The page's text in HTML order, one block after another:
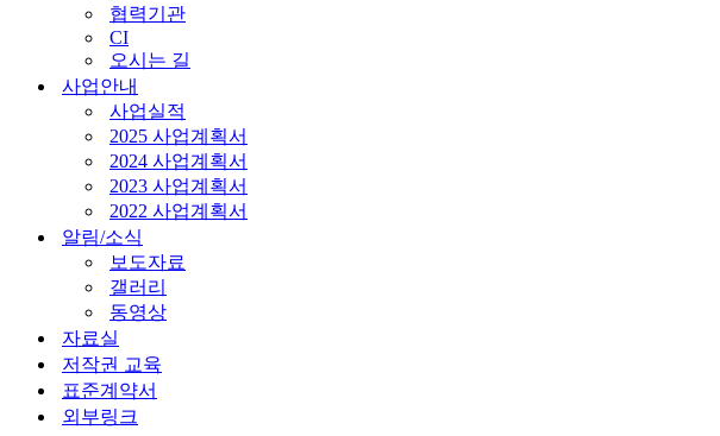
협력기관
CI
오시는 길
사업안내
사업실적
2025 사업계획서
2024 사업계획서
2023 사업계획서
2022 사업계획서
알림/소식
보도자료
갤러리
동영상
자료실
저작권 교육
표준계약서
외부링크